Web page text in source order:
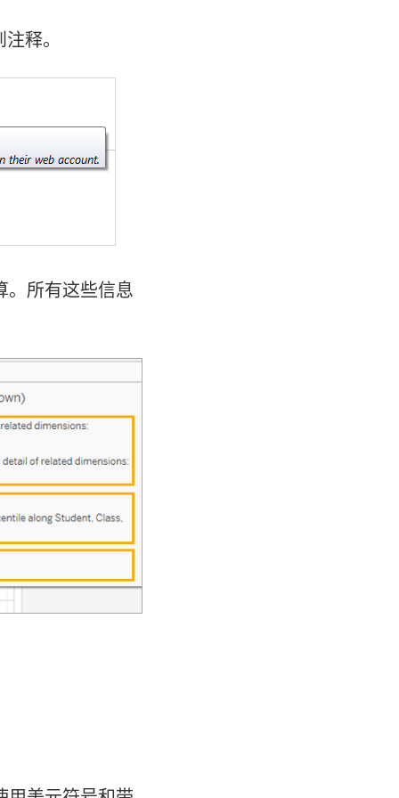
释。
。所有这些信息